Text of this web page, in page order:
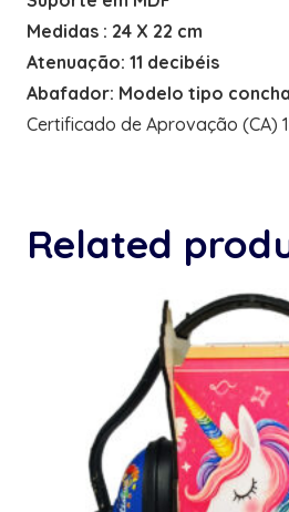
Medidas : 24 X 22 cm
Atenuação: 11 decibéis
Abafador: Modelo tipo concha
Certificado de Aprovação (CA)
Related